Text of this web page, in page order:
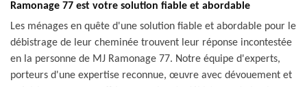
Ramonage 77 est votre solution fiable et abordable
Les ménages en quête d'une solution fiable et abordable pour le
débistrage de leur cheminée trouvent leur réponse incontestée
en la personne de MJ Ramonage 77. Notre équipe d'experts,
porteurs d'une expertise reconnue, œuvre avec dévouement et